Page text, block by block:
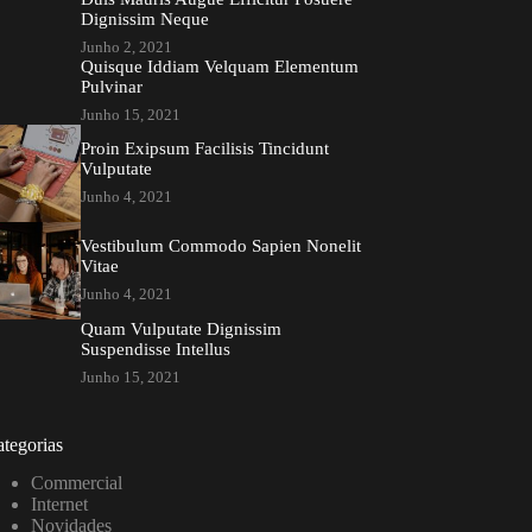
Dignissim Neque
Junho 2, 2021
Quisque Iddiam Velquam Elementum
Pulvinar
Junho 15, 2021
Proin Exipsum Facilisis Tincidunt
Vulputate
Junho 4, 2021
Vestibulum Commodo Sapien Nonelit
Vitae
Junho 4, 2021
Quam Vulputate Dignissim
Suspendisse Intellus
Junho 15, 2021
Commercial
Internet
Novidades